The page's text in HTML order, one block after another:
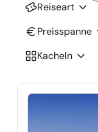
Reiseart
Preisspanne
Kacheln